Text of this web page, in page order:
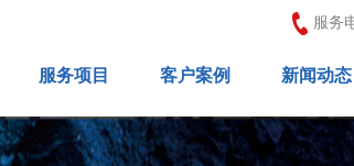
服务
服务项目 客户案例 新闻动态
网站SEO 营销型网站案例 方案